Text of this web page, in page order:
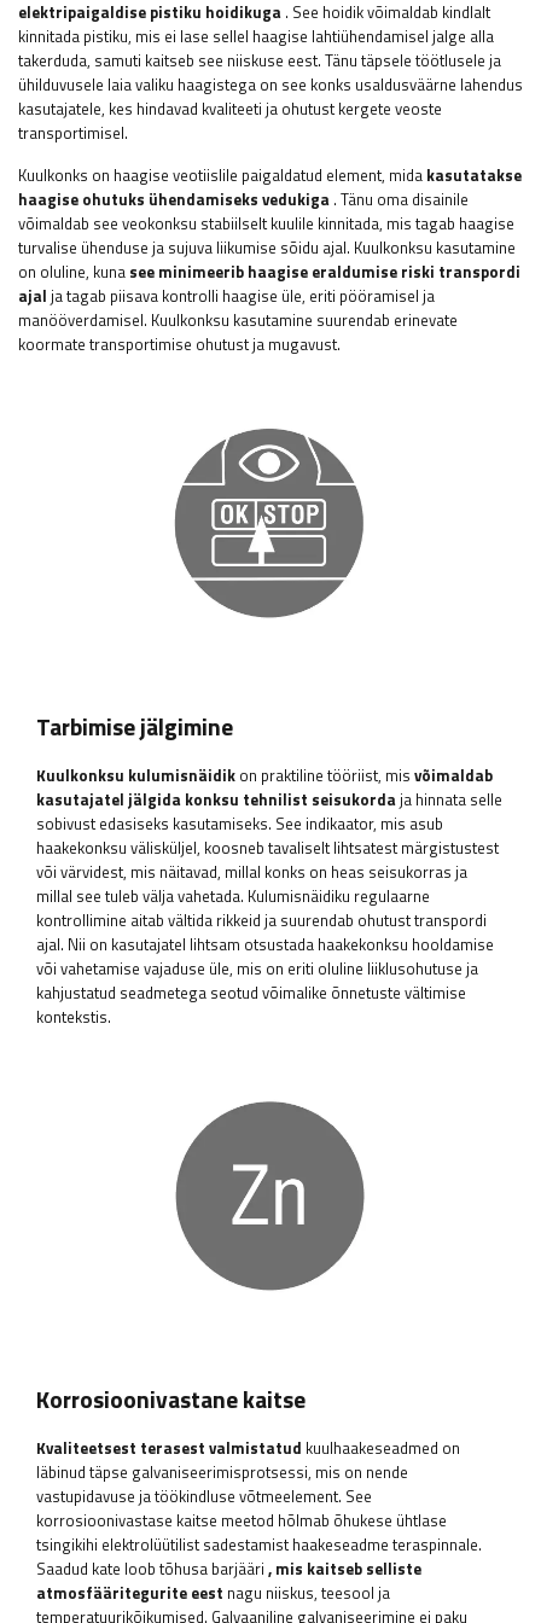
elektripaigaldise pistiku hoidikuga . See hoidik võimaldab kindlalt
kinnitada pistiku, mis ei lase sellel haagise lahtiühendamisel jalge alla
takerduda, samuti kaitseb see niiskuse eest. Tänu täpsele töötlusele ja
ühilduvusele laia valiku haagistega on see konks usaldusväärne lahendus
kasutajatele, kes hindavad kvaliteeti ja ohutust kergete veoste
transportimisel.
Kuulkonks on haagise veotiislile paigaldatud element, mida kasutatakse
haagise ohutuks ühendamiseks vedukiga . Tänu oma disainile
võimaldab see veokonksu stabiilselt kuulile kinnitada, mis tagab haagise
turvalise ühenduse ja sujuva liikumise sõidu ajal. Kuulkonksu kasutamine
on oluline, kuna see minimeerib haagise eraldumise riski transpordi
ajal ja tagab piisava kontrolli haagise üle, eriti pööramisel ja
manööverdamisel. Kuulkonksu kasutamine suurendab erinevate
koormate transportimise ohutust ja mugavust.
Tarbimise jälgimine
Kuulkonksu kulumisnäidik on praktiline tööriist, mis võimaldab
kasutajatel jälgida konksu tehnilist seisukorda ja hinnata selle
sobivust edasiseks kasutamiseks. See indikaator, mis asub
haakekonksu välisküljel, koosneb tavaliselt lihtsatest märgistustest
või värvidest, mis näitavad, millal konks on heas seisukorras ja
millal see tuleb välja vahetada. Kulumisnäidiku regulaarne
kontrollimine aitab vältida rikkeid ja suurendab ohutust transpordi
ajal. Nii on kasutajatel lihtsam otsustada haakekonksu hooldamise
või vahetamise vajaduse üle, mis on eriti oluline liiklusohutuse ja
kahjustatud seadmetega seotud võimalike õnnetuste vältimise
kontekstis.
Korrosioonivastane kaitse
Kvaliteetsest terasest valmistatud kuulhaakeseadmed on
läbinud täpse galvaniseerimisprotsessi, mis on nende
vastupidavuse ja töökindluse võtmeelement. See
korrosioonivastase kaitse meetod hõlmab õhukese ühtlase
tsingikihi elektrolüütilist sadestamist haakeseadme teraspinnale.
Saadud kate loob tõhusa barjääri , mis kaitseb selliste
atmosfääritegurite eest nagu niiskus, teesool ja
temperatuurikõikumised. Galvaaniline galvaniseerimine ei paku